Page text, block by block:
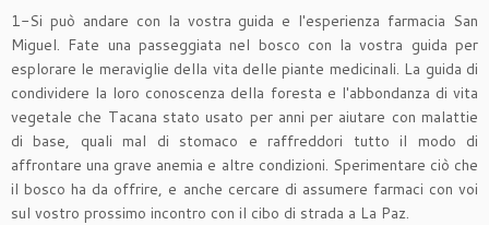
1-Si può andare con la vostra guida e l'esperienza farmacia San
Miguel. Fate una passeggiata nel bosco con la vostra guida per
esplorare le meraviglie della vita delle piante medicinali. La guida di
condividere la loro conoscenza della foresta e l'abbondanza di vita
vegetale che Tacana stato usato per anni per aiutare con malattie
di base, quali mal di stomaco e raffreddori tutto il modo di
affrontare una grave anemia e altre condizioni. Sperimentare ciò che
il bosco ha da offrire, e anche cercare di assumere farmaci con voi
sul vostro prossimo incontro con il cibo di strada a La Paz.